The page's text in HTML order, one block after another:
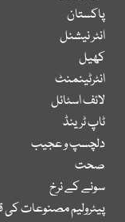
پاکستان
انٹر نیشنل
کھیل
انٹرٹینمنٹ
لائف اسٹائل
ٹاپ ٹرینڈ
دلچسپ و عجیب
صحت
سونے کے نرخ
پیٹرولیم مصنوعات کی